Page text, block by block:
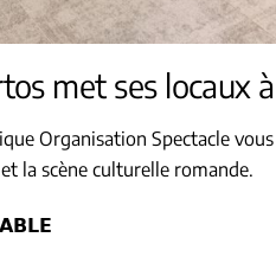
met ses locaux
Organisation Spectacle
la scène culturelle romande.